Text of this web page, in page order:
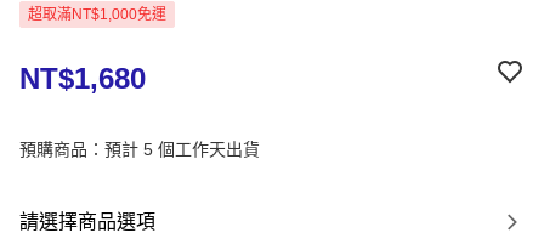
超取滿NT$1,000免運
NT$1,680
預購商品：預計 5 個工作天出貨
請選擇商品選項